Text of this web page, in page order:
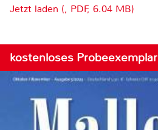
Jetzt laden (, PDF, 6.04 MB)
kostenloses Probeexemplar